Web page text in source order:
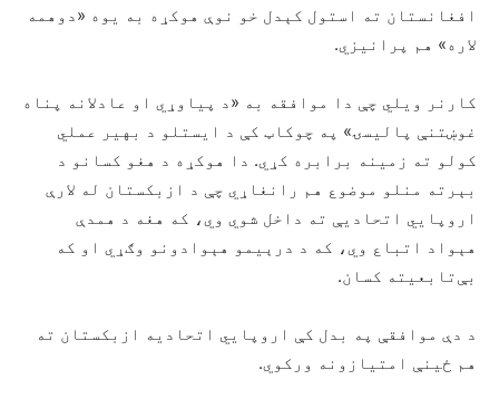
افغانستان ته استول کېدل خو نوې هوکړه به یوه «دوهمه
لاره» هم پرانیزي.
کارنر ویلي چې دا موافقه به «د پیاوړي او عادلانه پناه
غوښتنې پالیسۍ» په چوکاټ کې د ایستلو د بهیر عملي
کولو ته زمینه برابره کړي. دا هوکړه د هغو کسانو د
بېرته منلو موضوع هم رانغاړي چې د ازبکستان له لارې
اروپایي اتحادیې ته داخل شوي وي، که هغه د همدې
هېواد اتباع وي، که د درېیمو هېوادونو وګړي او که
بې‌تابعیته کسان.
د دې موافقې په بدل کې اروپايي اتحادیه ازبکستان ته
هم ځینې امتیازونه ورکوي.